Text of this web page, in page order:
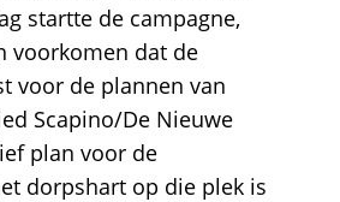
startte de campagne,
voorkomen dat de
voor de plannen van
Scapino/De Nieuwe
plan voor de
dorpshart op die plek is